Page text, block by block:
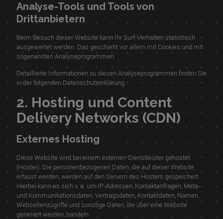
Analyse-Tools und Tools von
Drittanbietern
Beim Besuch dieser Website kann Ihr Surf-Verhalten statistisch
ausgewertet werden. Das geschieht vor allem mit Cookies und mit
sogenannten Analyseprogrammen.
Detaillierte Informationen zu diesen Analyseprogrammen finden Sie
in der folgenden Datenschutzerklärung.
2. Hosting und Content
Delivery Networks (CDN)
Externes Hosting
Diese Website wird bei einem externen Dienstleister gehostet
(Hoster). Die personenbezogenen Daten, die auf dieser Website
erfasst werden, werden auf den Servern des Hosters gespeichert.
Hierbei kann es sich v. a. um IP-Adressen, Kontaktanfragen, Meta-
und Kommunikationsdaten, Vertragsdaten, Kontaktdaten, Namen,
Webseitenzugriffe und sonstige Daten, die über eine Website
generiert werden, handeln.